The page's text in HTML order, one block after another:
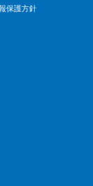
保護方針